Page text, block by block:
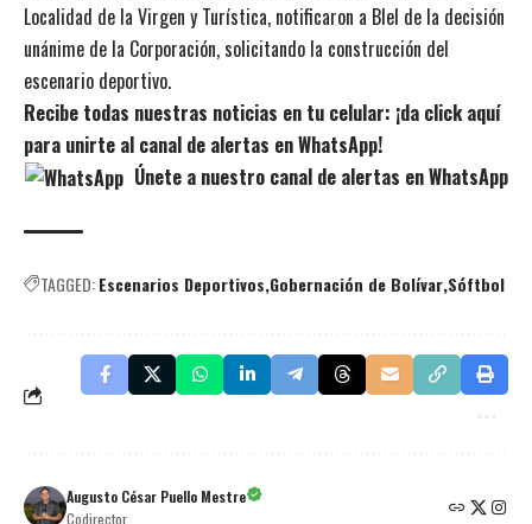
Localidad de la Virgen y Turística, notificaron a Blel de la decisión
unánime de la Corporación, solicitando la construcción del
escenario deportivo.
Recibe todas nuestras noticias en tu celular: ¡da click aquí
para unirte al canal de alertas en WhatsApp!
Únete a nuestro canal de alertas en WhatsApp
TAGGED:Escenarios Deportivos Gobernación de Bolívar Sóftbol
Augusto César Puello Mestre
Codirector